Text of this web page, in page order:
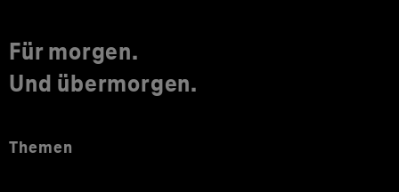
Für morgen.
Und übermorgen.
Themen